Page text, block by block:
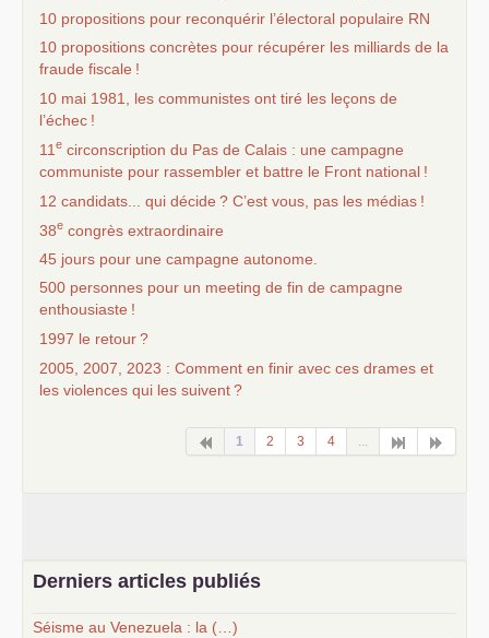
10 propositions pour reconquérir l’électoral populaire RN
10 propositions concrètes pour récupérer les milliards de la
fraude fiscale !
10 mai 1981, les communistes ont tiré les leçons de
l’échec !
11 e circonscription du Pas de Calais : une campagne
communiste pour rassembler et battre le Front national !
12 candidats... qui décide ? C’est vous, pas les médias !
38e congrès extraordinaire
45 jours pour une campagne autonome.
500 personnes pour un meeting de fin de campagne
enthousiaste !
1997 le retour?
2005, 2007, 2023 : Comment en finir avec ces drames et
les violences qui les suivent?
1 2 3 4
Derniers articles publiés
Séisme au Venezuela : la (…)